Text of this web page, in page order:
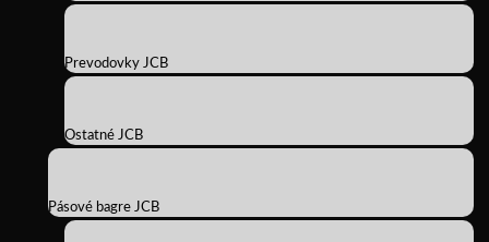
Prevodovky JCB
Ostatné JCB
Pásové bagre JCB